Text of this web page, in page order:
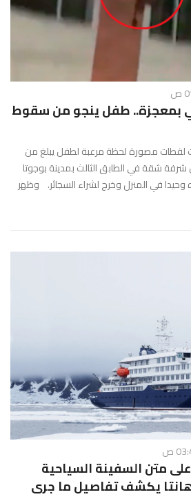
بمعجزة.. طفل ينجو من سقوط
مصورة لحظة مرعبة لطفل يبلغ من
شقة في الطابق الثالث بمدينة بوجوتا
وحيدا في المنزل وخرج لشراء السجائر. وظهر
متن السفينة السياحية
يكشف تفاصيل ما جرى